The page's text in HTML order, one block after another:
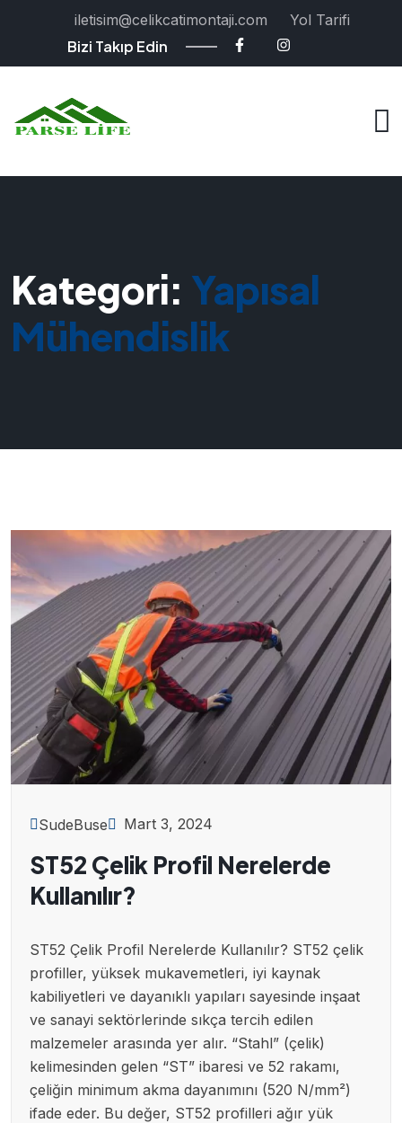
iletisim@celikcatimontaji.com Yol Tarifi
Bizi Takıp Edin
Kategori: Yapısal
Mühendislik
SudeBuse Mart 3, 2024
ST52 Çelik Profil Nerelerde
Kullanılır?
ST52 Çelik Profil Nerelerde Kullanılır? ST52 çelik
profiller, yüksek mukavemetleri, iyi kaynak
kabiliyetleri ve dayanıklı yapıları sayesinde inşaat
ve sanayi sektörlerinde sıkça tercih edilen
malzemeler arasında yer alır. “Stahl” (çelik)
kelimesinden gelen “ST” ibaresi ve 52 rakamı,
çeliğin minimum akma dayanımını (520 N/mm²)
ifade eder. Bu değer, ST52 profilleri ağır yük